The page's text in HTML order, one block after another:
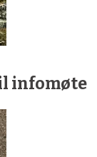
infomøte